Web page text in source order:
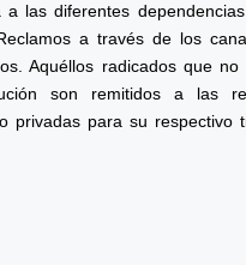
a las diferentes
a través de los
Aquéllos radicados que
son remitidos a las
privadas para su respectivo